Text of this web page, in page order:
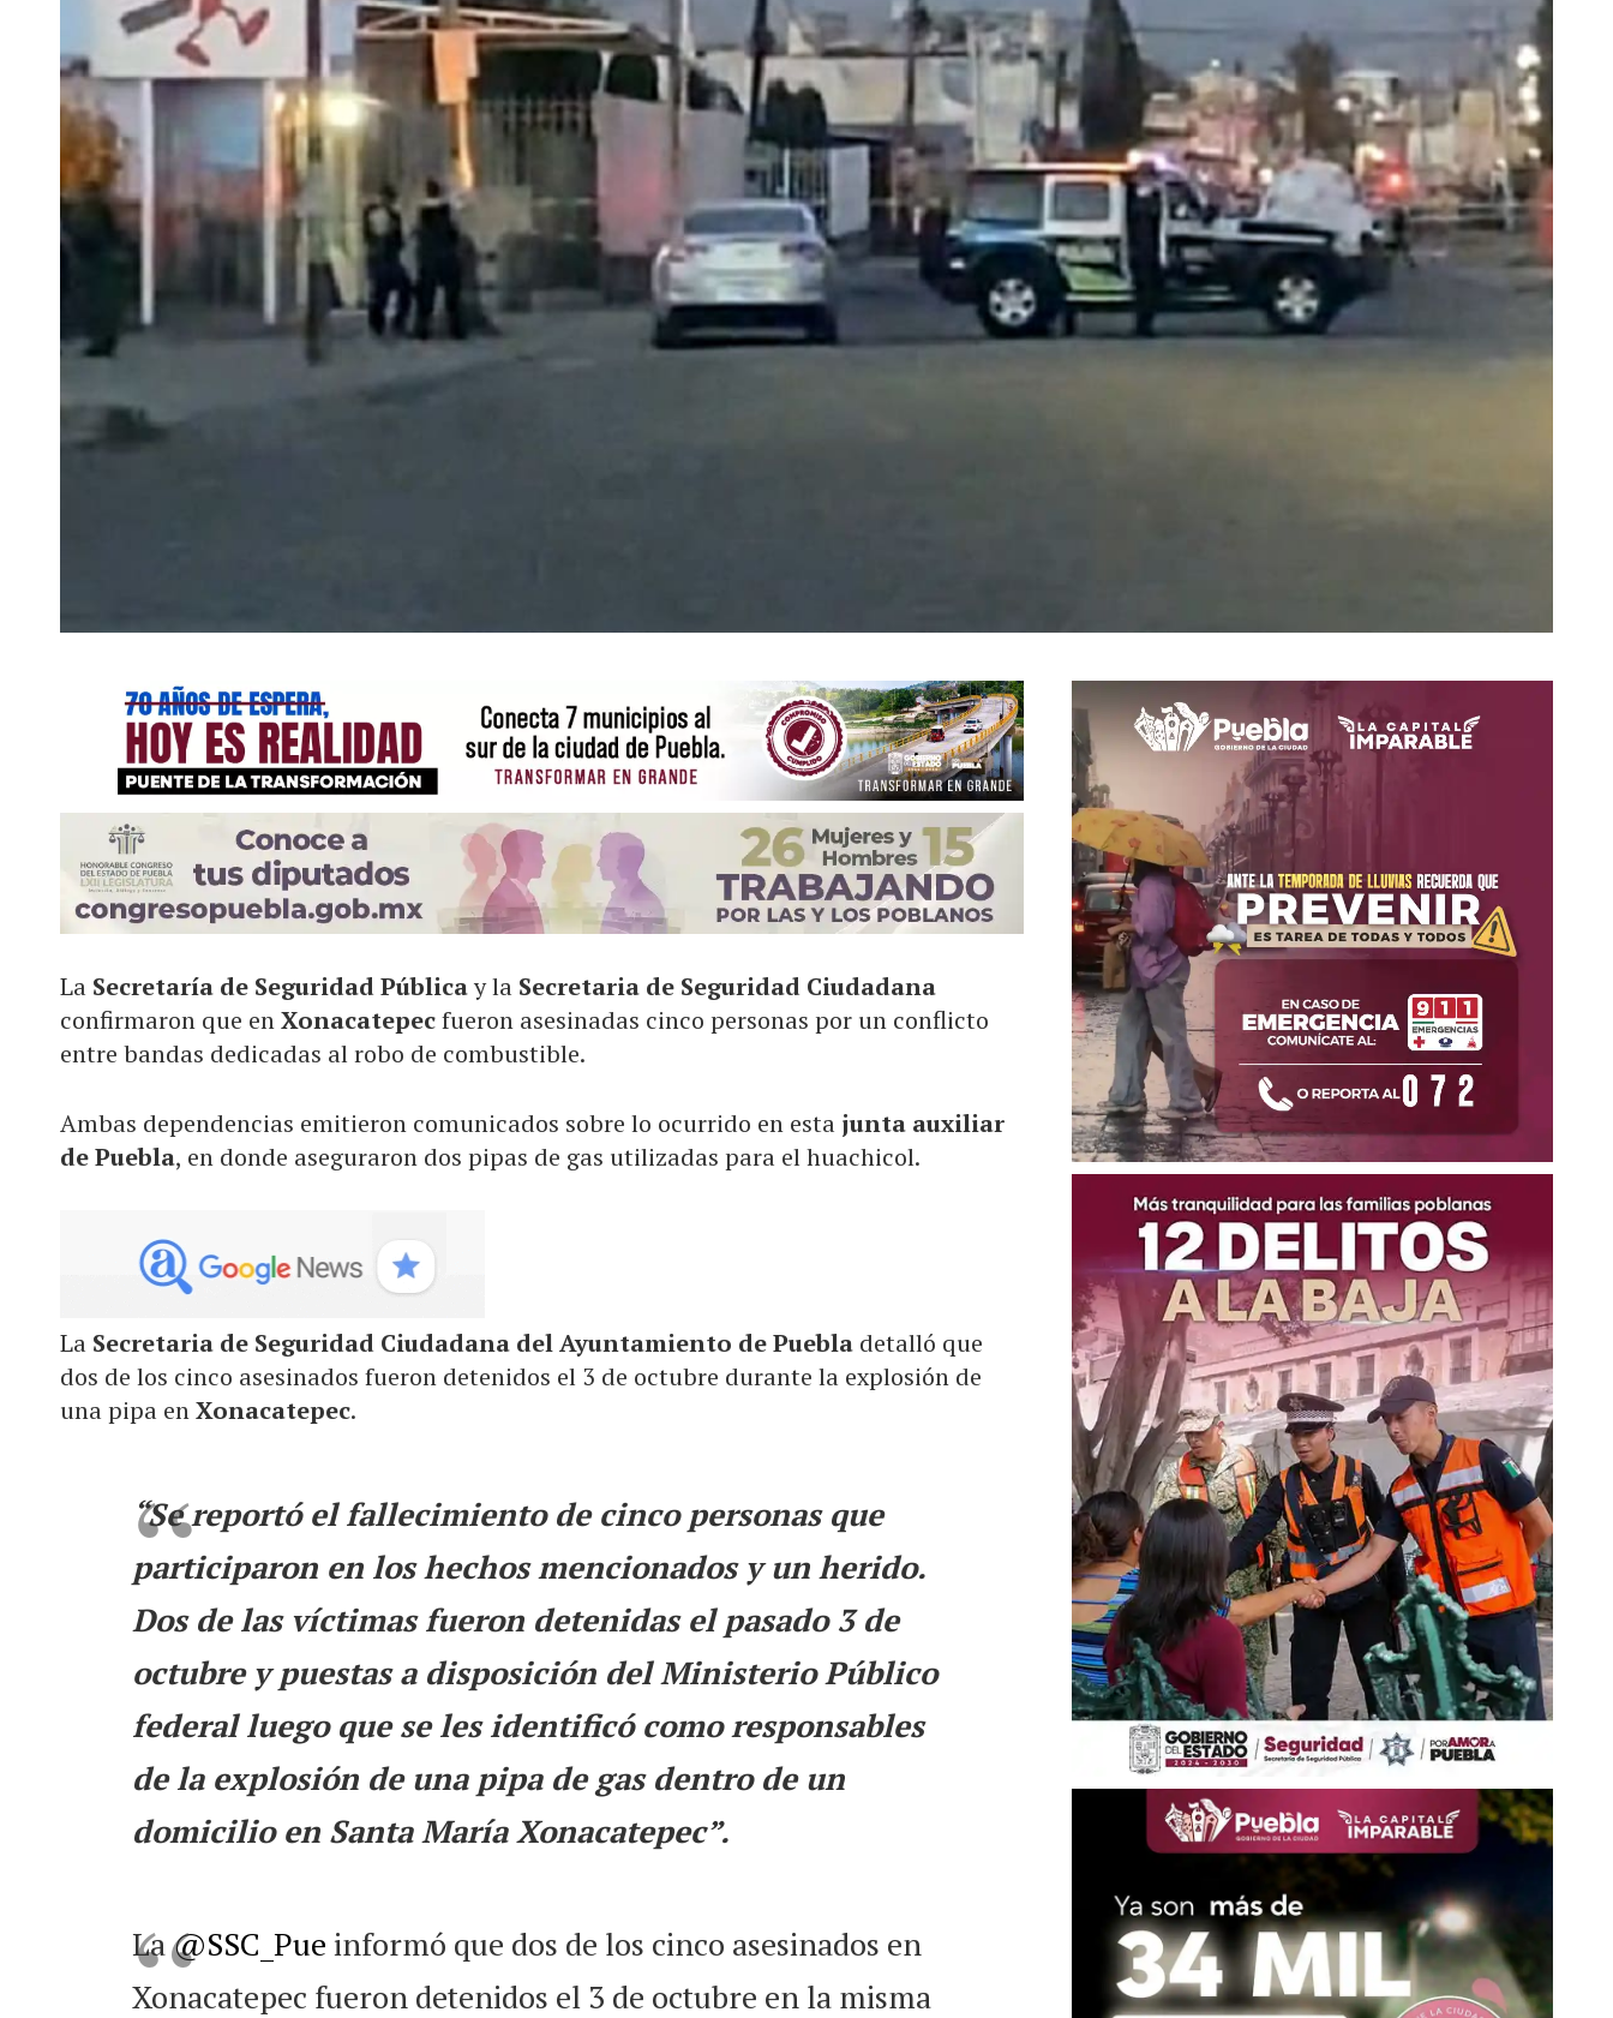
La Secretaría de Seguridad Públicay la Secretaria de Seguridad Ciudadana
confirmaron que enXonacatepecfueron asesinadas cinco personas por un conflicto
entre bandas dedicadas al robo de combustible.
Ambas dependencias emitieron comunicados sobre lo ocurrido en esta junta auxiliar
de Puebla, en donde aseguraron dos pipas de gas utilizadas para el huachicol.
La Secretaria de Seguridad Ciudadana del Ayuntamiento de Puebla detalló que
dos de los cinco asesinados fueron detenidos el 3 de octubre durante la explosión de
una pipa enXonacatepec.
“Se reportó el fallecimiento de cinco personas que
participaron en los hechos mencionados y un herido.
Dos de las víctimas fueron detenidas el pasado 3 de
octubre y puestas a disposición del Ministerio Público
federal luego que se les identificó como responsables
de la explosión de una pipa de gas dentro de un
domicilio en Santa María Xonacatepec”.
La@SSC_Pue informó que dos de los cinco asesinados en
Xonacatepec fueron detenidos el 3 de octubre en la misma